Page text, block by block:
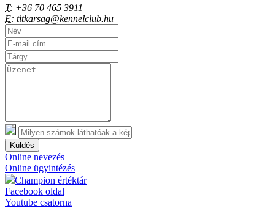
T: +36 70 465 3911
E: titkarsag@kennelclub.hu
Küldés
Online nevezés
Online ügyintézés
Champion értéktár
Facebook oldal
Youtube csatorna